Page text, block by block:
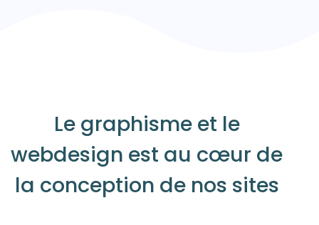
Le graphisme et le
webdesign est au cœur de
la conception de nos sites